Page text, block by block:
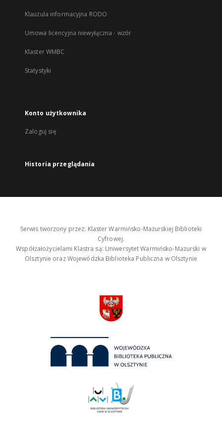
Klauzula informacyjna RODO
Umowa licencyjna niewyłączna - wzór
Klaster WMBC
Statystyki
Konto użytkownika
Zaloguj się
Historia przeglądania
Serwis tworzony przez: Klaster Warmińsko-Mazurskiej Biblioteki
Cyfrowej.
Współzałożycielami Klastra są: Uniwersytet Warmińsko-Mazurski w
Olsztynie oraz Wojewódzka Biblioteka Publiczna w Olsztynie